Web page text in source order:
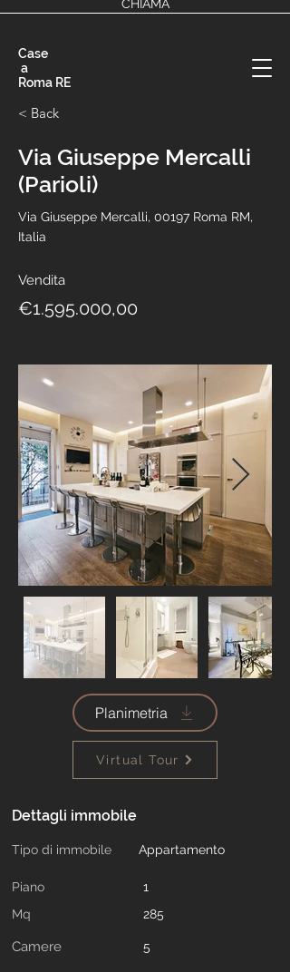
CHIAMA
Case
a
Roma RE
< Back
Via Giuseppe Mercalli
(Parioli)
Via Giuseppe Mercalli, 00197 Roma RM,
Italia
Vendita
€1.595.000,00
Planimetria
Virtual Tour
Dettagli immobile
Tipo di immobile Appartamento
1
Piano
Mq
285
Camere 5